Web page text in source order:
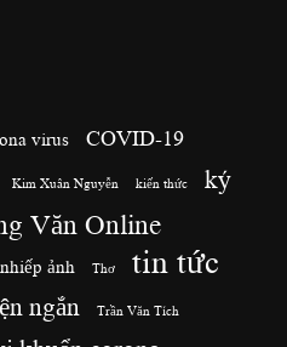
virus COVID-19
Kim Xuân Nguyễn kiến thức ký
Văn Online
nhiếp ảnh Thơ tin tức
ngắn Trần Văn Tích